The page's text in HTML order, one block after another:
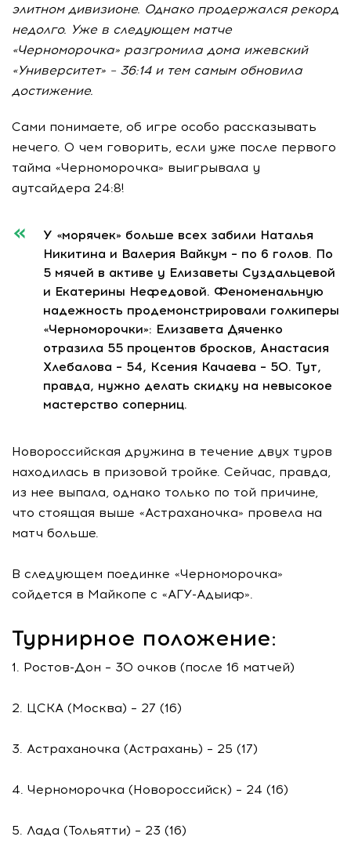
элитном дивизионе. Однако продержался рекорд
недолго. Уже в следующем матче
«Черноморочка» разгромила дома ижевский
«Университет» – 36:14 и тем самым обновила
достижение.
Сами понимаете, об игре особо рассказывать
нечего. О чем говорить, если уже после первого
тайма «Черноморочка» выигрывала у
аутсайдера 24:8!
У «морячек» больше всех забили Наталья
Никитина и Валерия Вайкум – по 6 голов. По
5 мячей в активе у Елизаветы Суздальцевой
и Екатерины Нефедовой. Феноменальную
надежность продемонстрировали голкиперы
«Черноморочки»: Елизавета Дяченко
отразила 55 процентов бросков, Анастасия
Хлебалова – 54, Ксения Качаева – 50. Тут,
правда, нужно делать скидку на невысокое
мастерство соперниц.
Новороссийская дружина в течение двух туров
находилась в призовой тройке. Сейчас, правда,
из нее выпала, однако только по той причине,
что стоящая выше «Астраханочка» провела на
матч больше.
В следующем поединке «Черноморочка»
сойдется в Майкопе с «АГУ-Адыиф».
Турнирное положение:
1. Ростов-Дон – 30 очков (после 16 матчей)
2. ЦСКА (Москва) – 27 (16)
3. Астраханочка (Астрахань) – 25 (17)
4. Черноморочка (Новороссийск) – 24 (16)
5. Лада (Тольятти) – 23 (16)